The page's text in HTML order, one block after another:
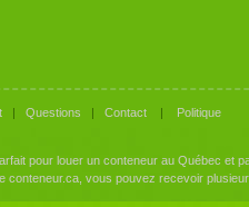
| Questions | Contact | Politique
pour louer un conteneur au Québec et
conteneur.ca, vous pouvez recevoir